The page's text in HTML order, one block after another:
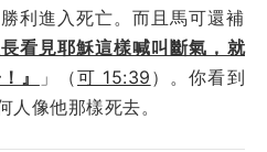
利進入死亡。而且馬可還補
看見耶穌這樣喊叫斷氣，就
』
」（可 15:39 ）。你看到
像他那樣死去。